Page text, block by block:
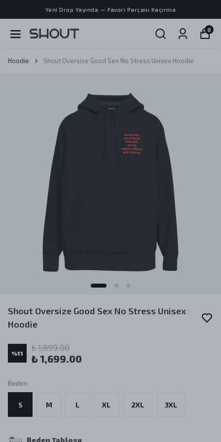
Yeni Drop Yayında — Favori Parçanı Kaçırma
0
Hoodie Shout Oversize Good Sex No Stress Unisex Hoodie
Shout Oversize Good Sex No Stress Unisex
Hoodie
%11
₺ 1,899.00
₺ 1,699.00
Beden
S M L XL 2XL 3XL
Beden Tablosu